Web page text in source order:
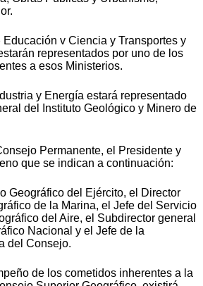
Educación v Ciencia y Transportes y
representados por uno de los
a esos Ministerios.
y Energía estará representado
del Instituto Geológico y Minero de
Permanente, el Presidente y
que se indican a continuación:
Geográfico del Ejército, el Director
de la Marina, el Jefe del Servicio
del Aire, el Subdirector general
Nacional y el Jefe de la
del Consejo.
de los cometidos inherentes a la